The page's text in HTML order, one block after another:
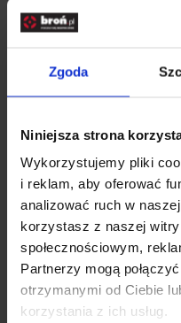
Zgoda
Niniejsza strona
Wykorzystujemy pliki
i reklam, aby oferować
analizować ruch w
korzystasz z naszej
społecznościowym,
Partnerzy mogą
otrzymanymi od Ciebie
korzystania z ich usług.
Nazwa
Kraj
Adres
Kod pocztowy
Miasto
E-mail